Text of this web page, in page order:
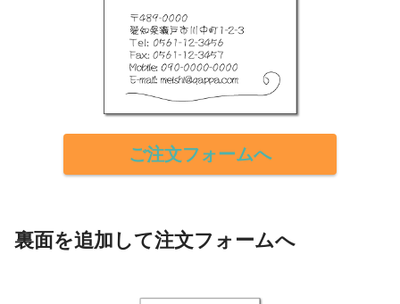
ご注文フォームへ
裏面を追加して注文フォームへ